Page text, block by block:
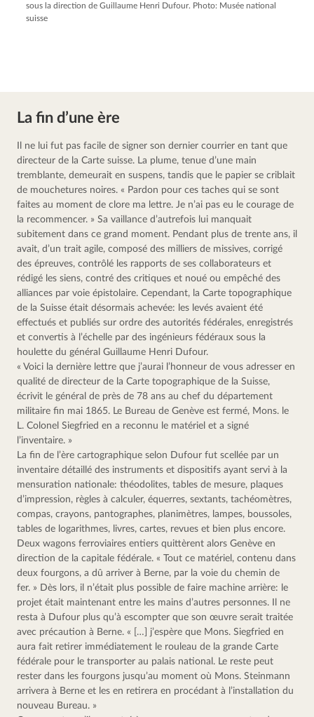
sous la direction de Guillaume Henri Dufour. Photo: Musée national
suisse
La fin d’une ère
Il ne lui fut pas facile de signer son dernier courrier en tant que
directeur de la Carte suisse. La plume, tenue d’une main
tremblante, demeurait en suspens, tandis que le papier se criblait
de mouchetures noires. « Pardon pour ces taches qui se sont
faites au moment de clore ma lettre. Je n’ai pas eu le courage de
la recommencer. » Sa vaillance d’autrefois lui manquait
subitement dans ce grand moment. Pendant plus de trente ans, il
avait, d’un trait agile, composé des milliers de missives, corrigé
des épreuves, contrôlé les rapports de ses collaborateurs et
rédigé les siens, contré des critiques et noué ou empêché des
alliances par voie épistolaire. Cependant, la Carte topographique
de la Suisse était désormais achevée: les levés avaient été
effectués et publiés sur ordre des autorités fédérales, enregistrés
et convertis à l’échelle par des ingénieurs fédéraux sous la
houlette du général Guillaume Henri Dufour.
« Voici la dernière lettre que j’aurai l’honneur de vous adresser en
qualité de directeur de la Carte topographique de la Suisse,
écrivit le général de près de 78 ans au chef du département
militaire fin mai 1865. Le Bureau de Genève est fermé, Mons. le
L. Colonel Siegfried en a reconnu le matériel et a signé
l’inventaire. »
La fin de l’ère cartographique selon Dufour fut scellée par un
inventaire détaillé des instruments et dispositifs ayant servi à la
mensuration nationale: théodolites, tables de mesure, plaques
d’impression, règles à calculer, équerres, sextants, tachéomètres,
compas, crayons, pantographes, planimètres, lampes, boussoles,
tables de logarithmes, livres, cartes, revues et bien plus encore.
Deux wagons ferroviaires entiers quittèrent alors Genève en
direction de la capitale fédérale. « Tout ce matériel, contenu dans
deux fourgons, a dû arriver à Berne, par la voie du chemin de
fer. » Dès lors, il n’était plus possible de faire machine arrière: le
projet était maintenant entre les mains d’autres personnes. Il ne
resta à Dufour plus qu’à escompter que son œuvre serait traitée
avec précaution à Berne. « […] j’espère que Mons. Siegfried en
aura fait retirer immédiatement le rouleau de la grande Carte
fédérale pour le transporter au palais national. Le reste peut
rester dans les fourgons jusqu’au moment où Mons. Steinmann
arrivera à Berne et les en retirera en procédant à l’installation du
nouveau Bureau. »